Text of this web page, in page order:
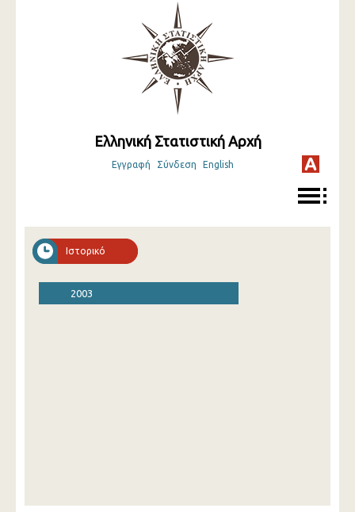
Ελληνική Στατιστική Αρχή
Εγγραφή Σύνδεση English
Ιστορικό
2003